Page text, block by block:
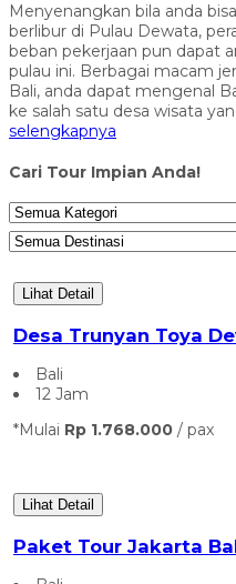
Menyenangkan bila anda
berlibur di Pulau Dewata,
beban pekerjaan pun dapat
pulau ini. Berbagai macam
Bali, anda dapat mengenal
ke salah satu desa wisata
selengkapnya
Cari Tour Impian Anda!
Lihat Detail
Desa Trunyan Toya
Bali
12 Jam
*Mulai Rp 1.768.000 / pax
Lihat Detail
Paket Tour Jakarta